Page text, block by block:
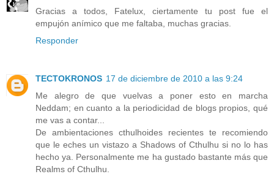
Gracias a todos, Fatelux, ciertamente tu post fue el
empujón anímico que me faltaba, muchas gracias.
Responder
TECTOKRONOS 17 de diciembre de 2010 a las 9:24
Me alegro de que vuelvas a poner esto en marcha
Neddam; en cuanto a la periodicidad de blogs propios, qué
me vas a contar...
De ambientaciones cthulhoides recientes te recomiendo
que le eches un vistazo a Shadows of Cthulhu si no lo has
hecho ya. Personalmente me ha gustado bastante más que
Realms of Cthulhu.